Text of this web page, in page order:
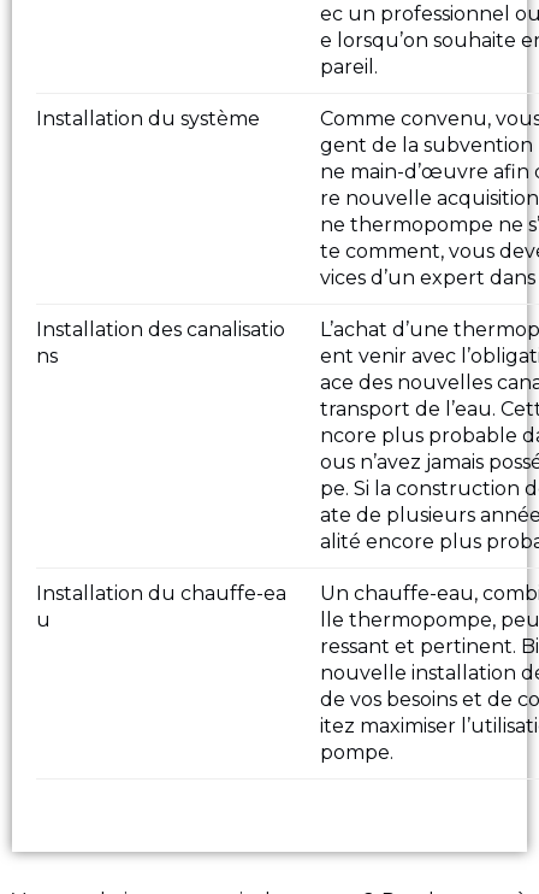
ec un professionnel
e lorsqu’on souhaite
pareil.
Installation du système
Comme convenu,
gent de la
ne main-d’œuvre afin
re nouvelle
ne thermopompe ne
te comment, vous
vices d’un expert
Installation des canalisatio
ns
L’achat d’une
ent venir avec
ace des nouvelles
transport de l’eau.
ncore plus probable
ous n’avez jamais
pe. Si la construction
ate de plusieurs
alité encore plus
Installation du chauffe-ea
u
Un chauffe-eau,
lle thermopompe,
ressant et pertinent.
nouvelle installation
de vos besoins et de
itez maximiser
pompe.